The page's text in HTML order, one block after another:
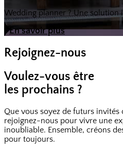
Wedding planner ? Une
En savoir plus
Rejoignez-nous
Voulez-vous être
les prochains ?
Que vous soyez de futurs
rejoignez-nous pour vivre une
inoubliable. Ensemble, créons
pour toujours.